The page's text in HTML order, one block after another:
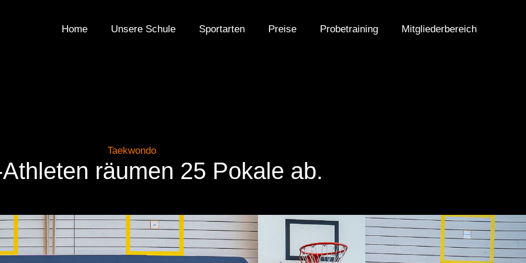
Home Unsere Schule Sportarten Preise Probetraining Mitgliederbereich
Taekwondo
räumen 25 Pokale ab.